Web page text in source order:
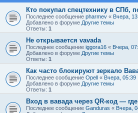
Кто покупал спецтехнику в СПб,
Последнее сообщение pharmev « Вчера,
Добавлено в форуме Другие темы
Ответы: 1
Не открывается vavada
Последнее сообщение iggora16 « Вчера,
Добавлено в форуме Другие темы
Ответы: 1
Как часто блокируют зеркало
Последнее сообщение Opell « Вчера, 05:39
Добавлено в форуме Другие темы
Ответы: 1
Вход в вавада через QR-код —
Последнее сообщение Ganduras « Вчера,